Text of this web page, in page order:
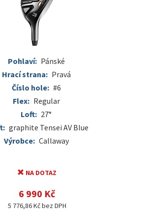
Pohlaví: Pánské
Hrací strana: Pravá
Číslo hole: #6
Flex: Regular
Loft: 27°
graphite Tensei AV Blue
Výrobce: Callaway
NA DOTAZ
6 990 Kč
5 776,86 Kč bez DPH